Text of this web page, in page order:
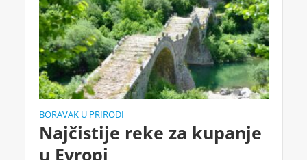
BORAVAK U PRIRODI
Najčistije reke za kupanje
u Evropi